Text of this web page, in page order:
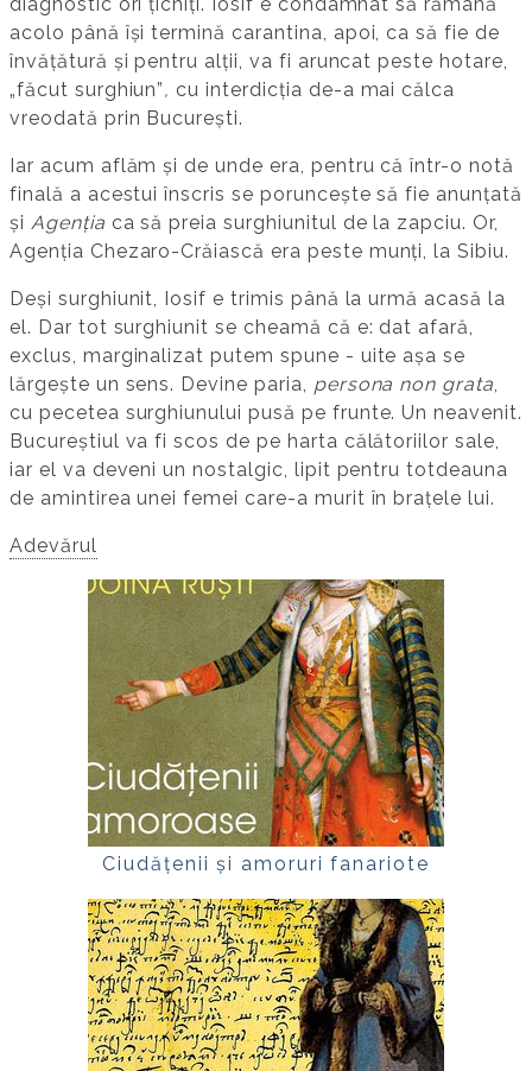
acolo până își termină carantina, apoi, ca să fie de
învățătură și pentru alții, va fi aruncat peste hotare,
„făcut surghiun”, cu interdicția de-a mai călca
vreodată prin București.
Iar acum aflăm și de unde era, pentru că într-o notă
finală a acestui înscris se poruncește să fie anunțată
și Agenția ca să preia surghiunitul de la zapciu. Or,
Agenția Chezaro-Crăiască era peste munți, la Sibiu.
Deși surghiunit, Iosif e trimis până la urmă acasă la
el. Dar tot surghiunit se cheamă că e: dat afară,
exclus, marginalizat putem spune - uite așa se
lărgește un sens. Devine paria, persona non grata
cu pecetea surghiunului pusă pe frunte. Un neavenit.
Bucureștiul va fi scos de pe harta călătoriilor sale,
iar el va deveni un nostalgic, lipit pentru totdeauna
de amintirea unei femei care-a murit în brațele lui.
Adevărul
Ciudățenii și amoruri fanariote